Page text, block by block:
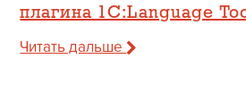
плагина 1C:Language
Читать дальше